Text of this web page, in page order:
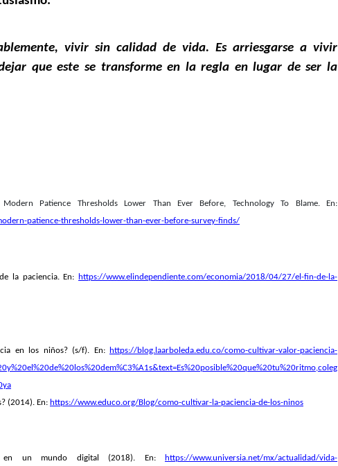
vivir sin calidad de vida. Es arriesgarse a vivir
que este se transforme en la regla en lugar de ser la
Patience Thresholds Lower Than Ever Before, Technology To Blame. En:
patience-thresholds-lower-than-ever-before-survey-finds/
la paciencia. En:
https://www.elindependiente.com/economia/2018/04/27/el-fin-de-la-
en los niños? (s/f). En:
https://blog.laarboleda.edu.co/como-cultivar-valor-paciencia-
(2014). En: https://www.educo.org/Blog/como-cultivar-la-paciencia-de-los-ninos
un mundo digital (2018). En: https://www.universia.net/mx/actualidad/vida-